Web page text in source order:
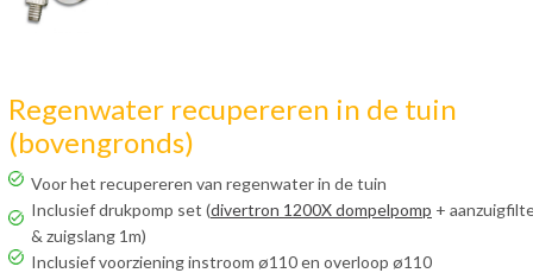
Regenwater recupereren in de tuin
(bovengronds)
Voor het recupereren van regenwater in de tuin
Inclusief drukpomp set (divertron 1200X dompelpomp +
& zuigslang 1m)
Inclusief voorziening instroom ø110 en overloop ø110